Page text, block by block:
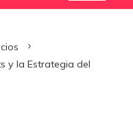
y la Estrategia del